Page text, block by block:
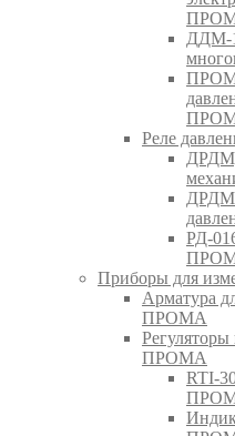
ДДМ-
Реле
ДРДМ,
ДРДМ-
РД-
Приборы для
Арматура
ПРОМА
ПРОМА
RTI-